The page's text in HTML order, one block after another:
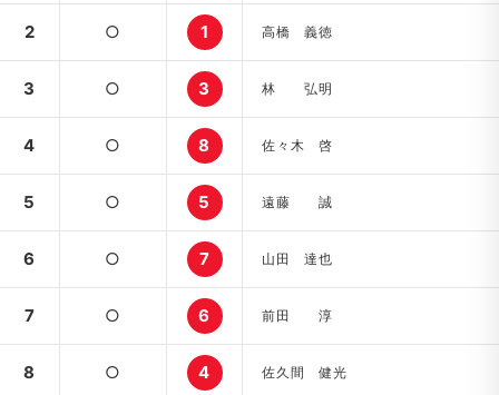
2 ○ 1 高橋 義徳
3 ○ 3 林 弘明
4 ○ 8 佐々木 啓
5 ○ 5 遠藤 誠
6 ○ 7 山田 達也
7 ○ 6 前田 淳
8 ○ 4 佐久間 健光